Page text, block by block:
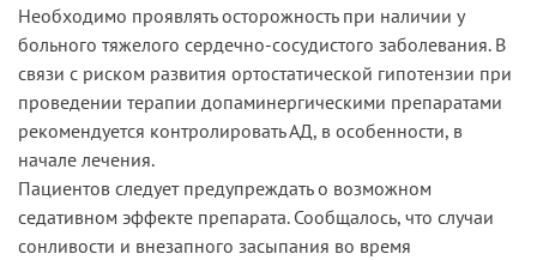
Необходимо проявлять осторожность при наличии у
больного тяжелого сердечно-сосудистого заболевания. В
связи с риском развития ортостатической гипотензии при
проведении терапии допаминергическими препаратами
рекомендуется контролировать АД, в особенности, в
начале лечения.
Пациентов следует предупреждать о возможном
седативном эффекте препарата. Сообщалось, что случаи
сонливости и внезапного засыпания во время